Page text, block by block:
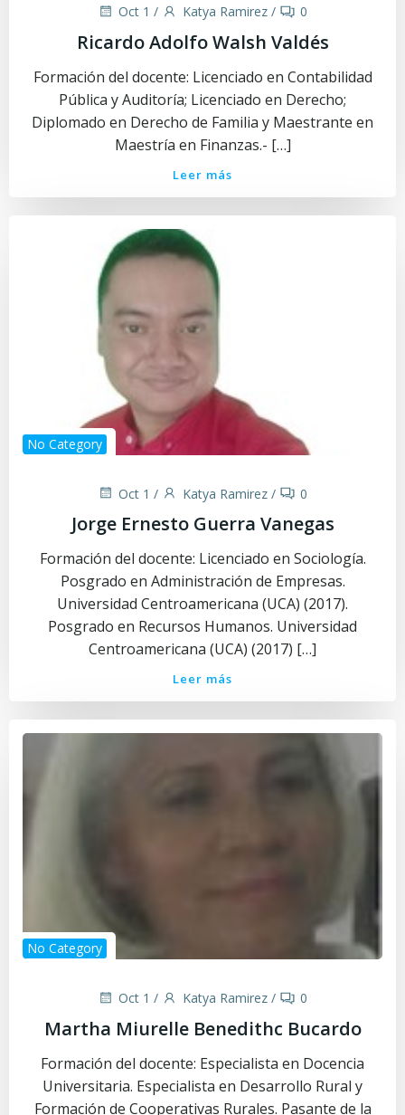
Oct 1 / Katya Ramirez / 0
Ricardo Adolfo Walsh Valdés
Formación del docente: Licenciado en Contabilidad
Pública y Auditoría; Licenciado en Derecho;
Diplomado en Derecho de Familia y Maestrante en
Maestría en Finanzas.- […]
Leer más
No Category
Oct 1 / Katya Ramirez / 0
Jorge Ernesto Guerra Vanegas
Formación del docente: Licenciado en Sociología.
Posgrado en Administración de Empresas.
Universidad Centroamericana (UCA) (2017).
Posgrado en Recursos Humanos. Universidad
Centroamericana (UCA) (2017) […]
Leer más
No Category
Oct 1 / Katya Ramirez / 0
Martha Miurelle Benedithc Bucardo
Formación del docente: Especialista en Docencia
Universitaria. Especialista en Desarrollo Rural y
Formación de Cooperativas Rurales. Pasante de la